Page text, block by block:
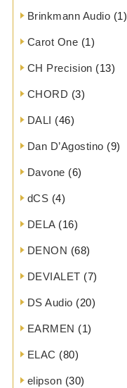
Brinkmann Audio (1)
Carot One (1)
CH Precision (13)
CHORD (3)
DALI (46)
Dan D’Agostino (9)
Davone (6)
dCS (4)
DELA(16)
DENON (68)
DEVIALET (7)
DS Audio (20)
EARMEN (1)
ELAC (80)
elipson (30)